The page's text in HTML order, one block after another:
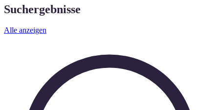
Suchergebnisse
Alle anzeigen